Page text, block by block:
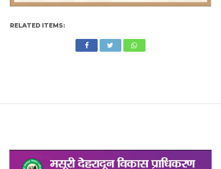
RELATED ITEMS: